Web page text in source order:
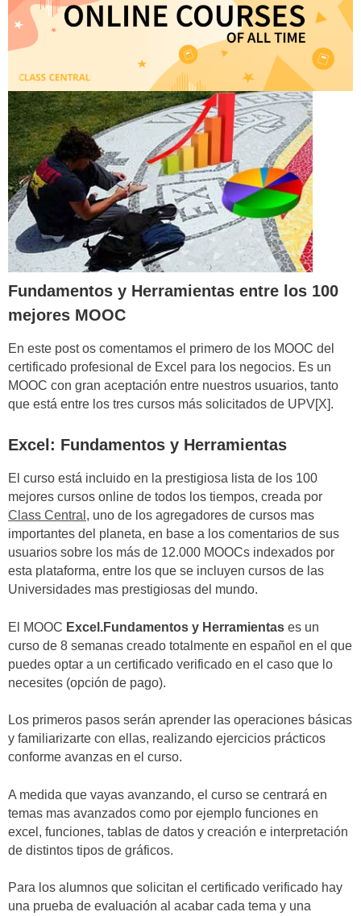
Fundamentos y Herramientas entre los 100
mejores MOOC
En este post os comentamos el primero de los MOOC del
certificado profesional de Excel para los negocios. Es un
MOOC con gran aceptación entre nuestros usuarios, tanto
que está entre los tres cursos más solicitados de UPV[X].
Excel: Fundamentos y Herramientas
El curso está incluido en la prestigiosa lista de los 100
mejores cursos online de todos los tiempos, creada por
Class Central , uno de los agregadores de cursos mas
importantes del planeta, en base a los comentarios de sus
usuarios sobre los más de 12.000 MOOCs indexados por
esta plataforma, entre los que se incluyen cursos de las
Universidades mas prestigiosas del mundo.
El MOOC Excel.Fundamentos y Herramientas es un
curso de 8 semanas creado totalmente en español en el que
puedes optar a un certificado verificado en el caso que lo
necesites (opción de pago).
Los primeros pasos serán aprender las operaciones básicas
y familiarizarte con ellas, realizando ejercicios prácticos
conforme avanzas en el curso.
A medida que vayas avanzando, el curso se centrará en
temas mas avanzados como por ejemplo funciones en
excel, funciones, tablas de datos y creación e interpretación
de distintos tipos de gráficos.
Para los alumnos que solicitan el certificado verificado hay
una prueba de evaluación al acabar cada tema y una